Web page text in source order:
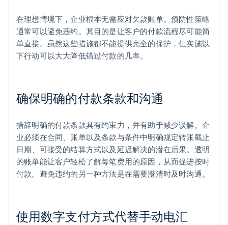
在理想情境下，企业根本无需应对欠款账单。预防性策略
通常可以避免违约。其目的是让客户的付款流程尽可能简
单直接。虽然这些措施都不能提供完全的保护，但实施以
下行动可以大大降低错过付款的几率。
确保明确的付款条款和沟通
措辞明确的付款条款具有约束力，并有助于减少误解。企
业必须在合同、账单以及条款与条件中明确规定转账截止
日期、可接受的结算方式以及延迟解决的潜在后果。透明
的账单能让客户轻松了解每笔费用的原因，从而促进按时
付款。避免违约的另一种方法是在需要澄清时及时沟通。
使用数字支付方式代替手动电汇